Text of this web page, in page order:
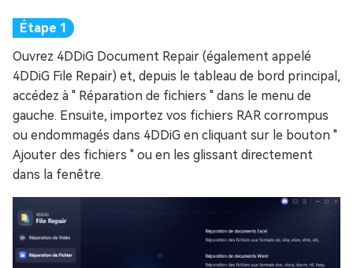
Ouvrez 4DDiG Document Repair (également appelé
4DDiG File Repair) et, depuis le tableau de bord principal,
accédez à " Réparation de fichiers " dans le menu de
gauche. Ensuite, importez vos fichiers RAR corrompus
ou endommagés dans 4DDiG en cliquant sur le bouton "
Ajouter des fichiers " ou en les glissant directement
dans la fenêtre.